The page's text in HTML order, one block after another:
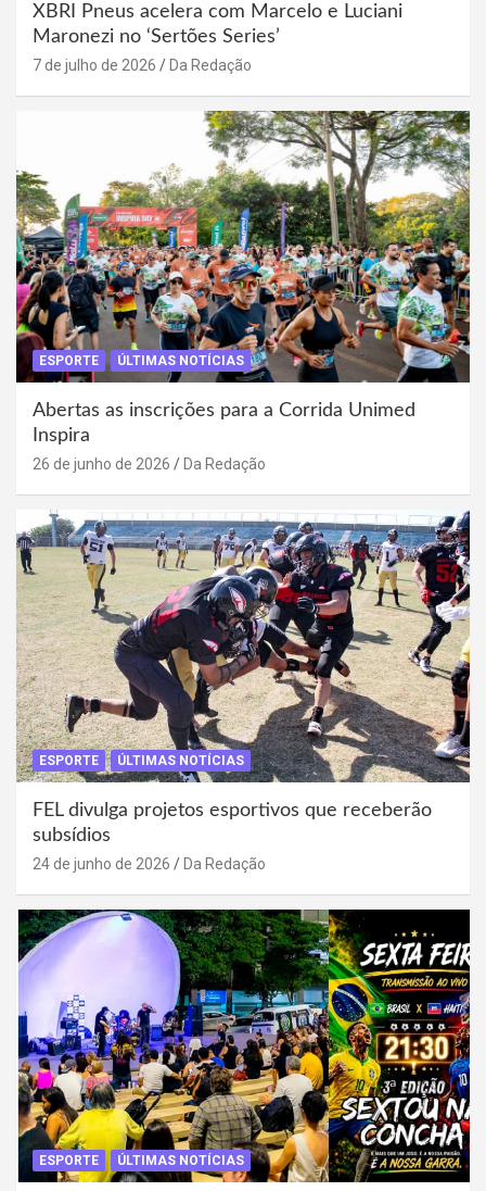
XBRI Pneus acelera com Marcelo e Luciani
Maronezi no ‘Sertões Series’
7 de julho de 2026 Da Redação
ESPORTE ÚLTIMAS NOTÍCIAS
Abertas as inscrições para a Corrida Unimed
Inspira
26 de junho de 2026 Da Redação
ESPORTE ÚLTIMAS NOTÍCIAS
FEL divulga projetos esportivos que receberão
subsídios
24 de junho de 2026 Da Redação
ESPORTE ÚLTIMAS NOTÍCIAS